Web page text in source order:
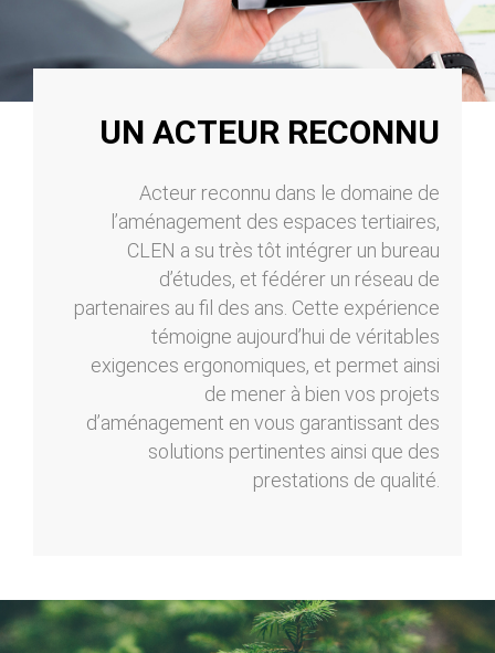
UN ACTEUR RECONNU
Acteur reconnu dans le domaine de
l’aménagement des espaces tertiaires,
CLEN a su très tôt intégrer un bureau
d’études, et fédérer un réseau de
partenaires au fil des ans. Cette expérience
témoigne aujourd’hui de véritables
exigences ergonomiques, et permet ainsi
de mener à bien vos projets
d’aménagement en vous garantissant des
solutions pertinentes ainsi que des
prestations de qualité.